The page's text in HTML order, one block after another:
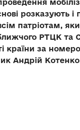
розказують
патріотам,
РТЦК та
країни за
Андрій